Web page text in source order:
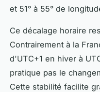
et 51° à 55° de
Ce décalage horaire
Contrairement à la
d'UTC+1 en hiver à
pratique pas le
Cette stabilité facilite